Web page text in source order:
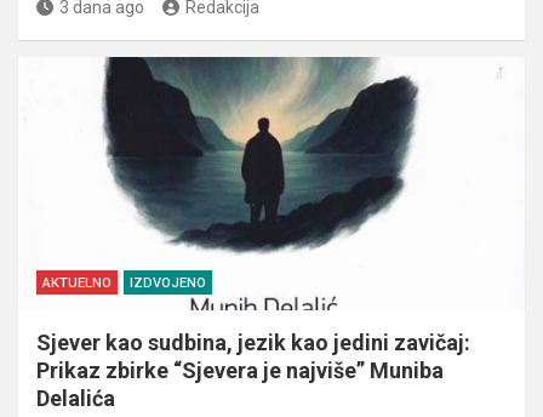
3 dana ago Redakcija
AKTUELNO IZDVOJENO
Sjever kao sudbina, jezik kao jedini zavičaj:
Prikaz zbirke “Sjevera je najviše” Muniba
Delalića